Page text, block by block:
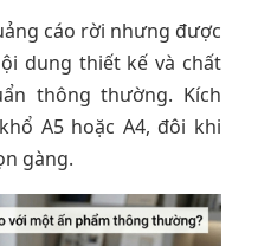
cáo rời nhưng được
dung thiết kế và chất
thông thường. Kích
A5 hoặc A4, đôi khi
gàng.